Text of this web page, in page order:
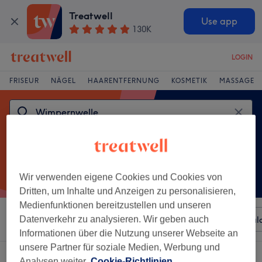
Treatwell
130K
Use app
LOGIN
FRISEUR NÄGEL HAARENTFERNUNG KOSMETIK MASSAGE
Sortieren nach Beliebiger Preis Besonderheiten
Ein Salon, der anbietet:
Wir verwenden eigene Cookies und Cookies von
Dritten, um Inhalte und Anzeigen zu personalisieren,
Medienfunktionen bereitzustellen und unseren
Datenverkehr zu analysieren. Wir geben auch
Informationen über die Nutzung unserer Webseite an
unsere Partner für soziale Medien, Werbung und